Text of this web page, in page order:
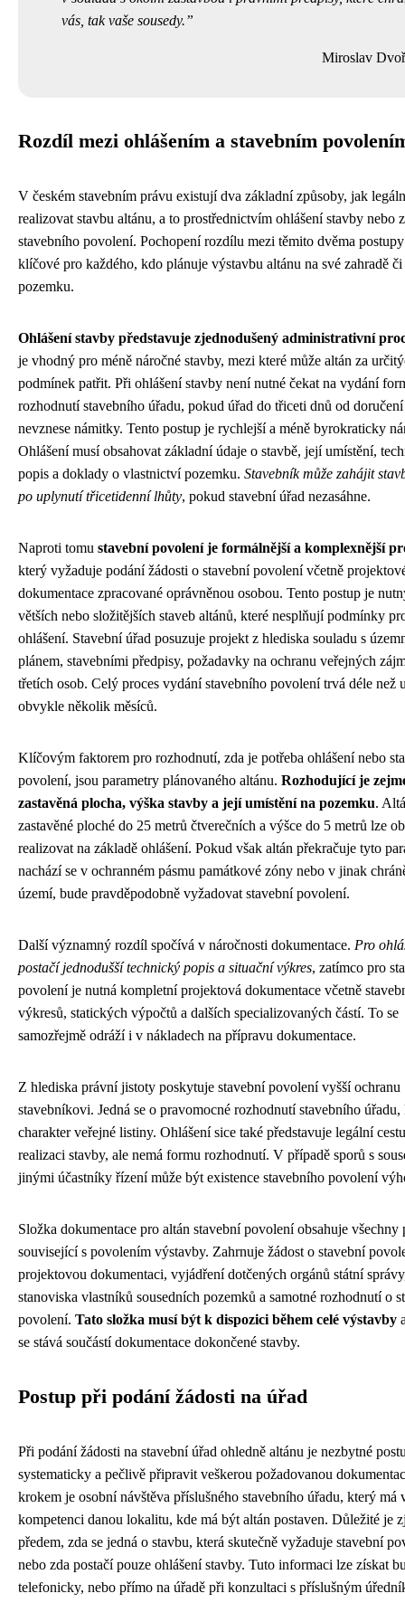
vás, tak vaše sousedy.
Miroslav
Rozdíl mezi ohlášením a stavebním
V českém stavebním právu existují dva základní způsoby, jak
realizovat stavbu altánu, a to prostřednictvím ohlášení stavby nebo
stavebního povolení. Pochopení rozdílu mezi těmito dvěma
klíčové pro každého, kdo plánuje výstavbu altánu na své zahradě či
pozemku.
Ohlášení stavby představuje zjednodušený administrativní
je vhodný pro méně náročné stavby, mezi které může altán za
podmínek patřit. Při ohlášení stavby není nutné čekat na vydání
rozhodnutí stavebního úřadu, pokud úřad do třiceti dnů od
nevznese námitky. Tento postup je rychlejší a méně byrokraticky
Ohlášení musí obsahovat základní údaje o stavbě, její umístění,
popis a doklady o vlastnictví pozemku. Stavebník může zahájit
po uplynutí třicetidenní lhůty, pokud stavební úřad nezasáhne.
Naproti tomu stavební povolení je formálnější a komplexnější
který vyžaduje podání žádosti o stavební povolení včetně
dokumentace zpracované oprávněnou osobou. Tento postup je
větších nebo složitějších staveb altánů, které nesplňují podmínky
ohlášení. Stavební úřad posuzuje projekt z hlediska souladu s
plánem, stavebními předpisy, požadavky na ochranu veřejných
třetích osob. Celý proces vydání stavebního povolení trvá déle než
obvykle několik měsíců.
Klíčovým faktorem pro rozhodnutí, zda je potřeba ohlášení nebo
povolení, jsou parametry plánovaného altánu. Rozhodující je
zastavěná plocha, výška stavby a její umístění na pozemku.
zastavěné ploché do 25 metrů čtverečních a výšce do 5 metrů lze
realizovat na základě ohlášení. Pokud však altán překračuje tyto
nachází se v ochranném pásmu památkové zóny nebo v jinak
území, bude pravděpodobně vyžadovat stavební povolení.
Další významný rozdíl spočívá v náročnosti dokumentace. Pro
postačí jednodušší technický popis a situační výkres, zatímco pro
povolení je nutná kompletní projektová dokumentace včetně
výkresů, statických výpočtů a dalších specializovaných částí. To se
samozřejmě odráží i v nákladech na přípravu dokumentace.
Z hlediska právní jistoty poskytuje stavební povolení vyšší ochranu
stavebníkovi. Jedná se o pravomocné rozhodnutí stavebního úřadu,
charakter veřejné listiny. Ohlášení sice také představuje legální
realizaci stavby, ale nemá formu rozhodnutí. V případě sporů s
jinými účastníky řízení může být existence stavebního povolení
Složka dokumentace pro altán stavební povolení obsahuje všechny
související s povolením výstavby. Zahrnuje žádost o stavební
projektovou dokumentaci, vyjádření dotčených orgánů státní
stanoviska vlastníků sousedních pozemků a samotné rozhodnutí o
povolení. Tato složka musí být k dispozici během celé výstavby
se stává součástí dokumentace dokončené stavby.
Postup při podání žádosti na úřad
Při podání žádosti na stavební úřad ohledně altánu je nezbytné
systematicky a pečlivě připravit veškerou požadovanou
krokem je osobní návštěva příslušného stavebního úřadu, který má
kompetenci danou lokalitu, kde má být altán postaven. Důležité je
předem, zda se jedná o stavbu, která skutečně vyžaduje stavební
nebo zda postačí pouze ohlášení stavby. Tuto informaci lze získat
telefonicky, nebo přímo na úřadě při konzultaci s příslušným